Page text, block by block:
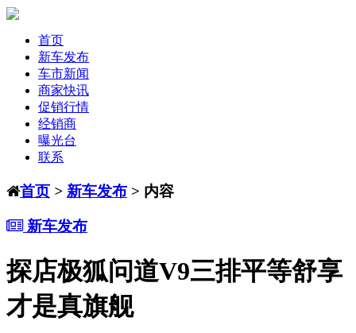
首页
新车发布
车市新闻
商家快讯
促销行情
经销商
曝光台
联系
首页 > 新车发布 > 内容
新车发布
探店极狐问道V9三排平等舒享
才是真旗舰